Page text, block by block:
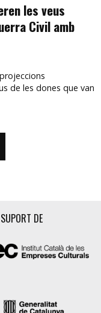
les veus
Civil amb
de les dones que van
DE